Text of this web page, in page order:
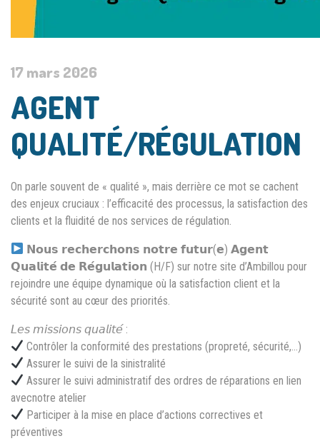
17 mars 2026
AGENT
QUALITÉ/RÉGULATION
On parle souvent de « qualité », mais derrière ce mot se cachent
des enjeux cruciaux : l’efficacité des processus, la satisfaction des
clients et la fluidité de nos services de régulation.
𝗡𝗼𝘂𝘀 𝗿𝗲𝗰𝗵𝗲𝗿𝗰𝗵𝗼𝗻𝘀 𝗻𝗼𝘁𝗿𝗲 𝗳𝘂𝘁𝘂𝗿(𝗲) 𝗔𝗴𝗲𝗻𝘁
𝗤𝘂𝗮𝗹𝗶𝘁𝗲́ 𝗱𝗲 𝗥𝗲́𝗴𝘂𝗹𝗮𝘁𝗶𝗼𝗻 (H/F) sur notre site d’Ambillou pour
rejoindre une équipe dynamique où la satisfaction client et la
sécurité sont au cœur des priorités.
𝘓𝘦𝘴 𝘮𝘪𝘴𝘴𝘪𝘰𝘯𝘴 𝘲𝘶𝘢𝘭𝘪𝘵𝘦́ :
Contrôler la conformité des prestations (propreté, sécurité,…)
Assurer le suivi de la sinistralité
Assurer le suivi administratif des ordres de réparations en lien
avecnotre atelier
Participer à la mise en place d’actions correctives et
préventives